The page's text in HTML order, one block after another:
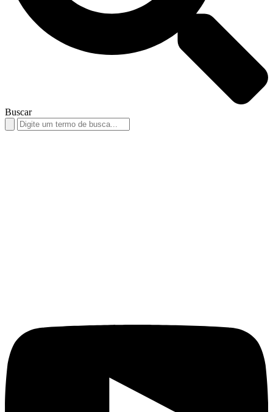
Buscar
Search
for: